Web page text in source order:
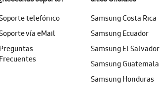
telefónico
vía eMail
Preguntas
Frecuentes
Samsung Costa Rica
Samsung Ecuador
Samsung El Salvador
Samsung Guatemala
Samsung Honduras